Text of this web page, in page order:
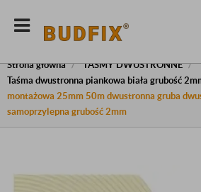
Strona główna TAŚMY DWUSTRONNE
Taśma dwustronna piankowa biała grubość
montażowa 25mm 50m dwustronna gruba
samoprzylepna grubość 2mm